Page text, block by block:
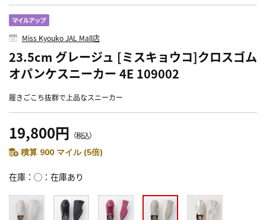
Miss Kyouko JAL Mall店
23.5cm グレージュ [ミスキョウコ]クロスゴム
オパンケスニーカー 4E 109002
履きごこち抜群で上品なスニーカー
19,800円 （税込）
積算 900 マイル (5倍)
在庫 ◯：在庫あり